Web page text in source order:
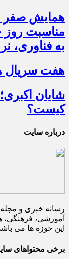
همایش صفر
مناسبت روز
به فناوری،
هفت سریال
شایان
کیست؟
درباره سایت
رسانه خبری و مجله
آموزشی،
این حوزه ها می
برخی محتواهای